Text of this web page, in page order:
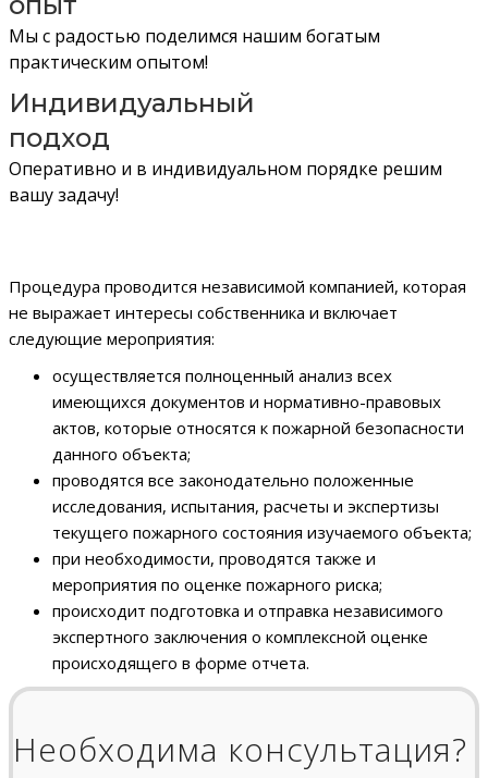
Мы с радостью поделимся нашим богатым
практическим опытом!
Индивидуальный
подход
Оперативно и в индивидуальном порядке решим
вашу задачу!
Процедура проводится независимой компанией, которая
не выражает интересы собственника и включает
следующие мероприятия:
осуществляется полноценный анализ всех
имеющихся документов и нормативно-правовых
актов, которые относятся к пожарной безопасности
данного объекта;
проводятся все законодательно положенные
исследования, испытания, расчеты и экспертизы
текущего пожарного состояния изучаемого объекта;
при необходимости, проводятся также и
мероприятия по оценке пожарного риска;
происходит подготовка и отправка независимого
экспертного заключения о комплексной оценке
происходящего в форме отчета.
Необходима консультация?